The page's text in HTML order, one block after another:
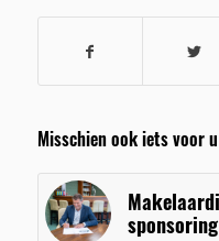
Misschien ook iets voor u